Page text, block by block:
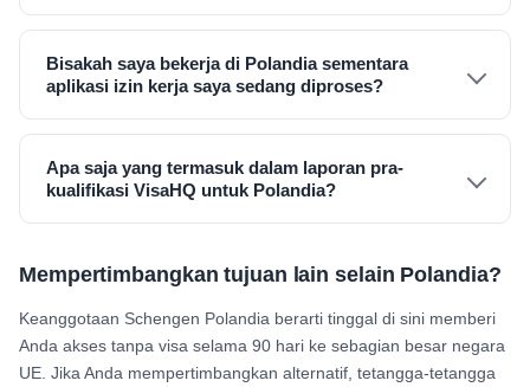
Bisakah saya bekerja di Polandia sementara
aplikasi izin kerja saya sedang diproses?
Apa saja yang termasuk dalam laporan pra-
kualifikasi VisaHQ untuk Polandia?
Mempertimbangkan tujuan lain selain Polandia?
Keanggotaan Schengen Polandia berarti tinggal di sini memberi
Anda akses tanpa visa selama 90 hari ke sebagian besar negara
UE. Jika Anda mempertimbangkan alternatif, tetangga-tetangga